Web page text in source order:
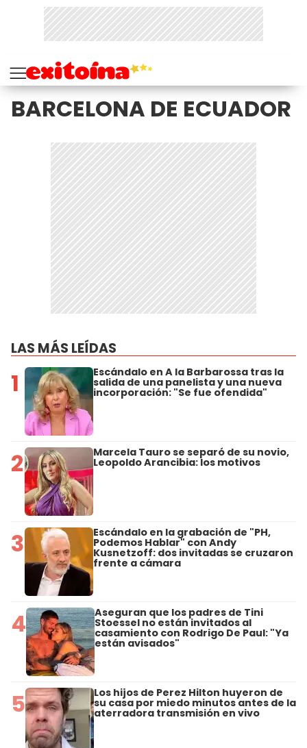
BARCELONA DE ECUADOR
LAS MÁS LEÍDAS
1 Escándalo en A la Barbarossa tras la
salida de una panelista y una nueva
incorporación: "Se fue ofendida"
2 Marcela Tauro se separó de su novio,
Leopoldo Arancibia: los motivos
3 Escándalo en la grabación de "PH,
Podemos Hablar" con Andy
Kusnetzoff: dos invitadas se cruzaron
frente a cámara
4 Aseguran que los padres de Tini
Stoessel no están invitados al
casamiento con Rodrigo De Paul: "Ya
están avisados"
5 Los hijos de Perez Hilton huyeron de
su casa por miedo minutos antes de la
aterradora transmisión en vivo